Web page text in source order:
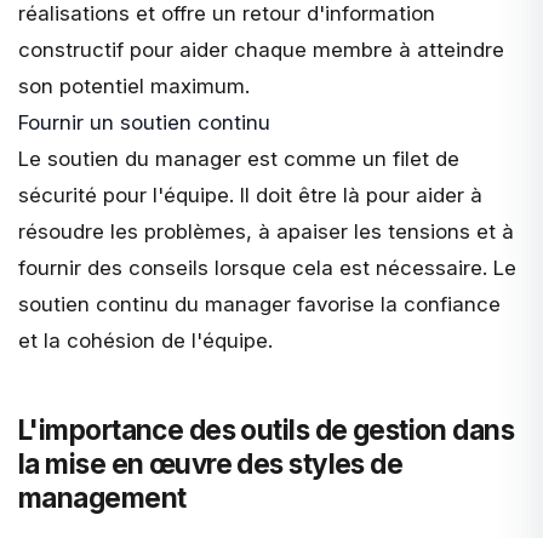
réalisations et offre un retour d'information
constructif pour aider chaque membre à atteindre
son potentiel maximum.
Fournir un soutien continu
Le soutien du manager est comme un filet de
sécurité pour l'équipe. Il doit être là pour aider à
résoudre les problèmes, à apaiser les tensions et à
fournir des conseils lorsque cela est nécessaire. Le
soutien continu du manager favorise la confiance
et la cohésion de l'équipe.
L'importance des outils de gestion dans
la mise en œuvre des styles de
management